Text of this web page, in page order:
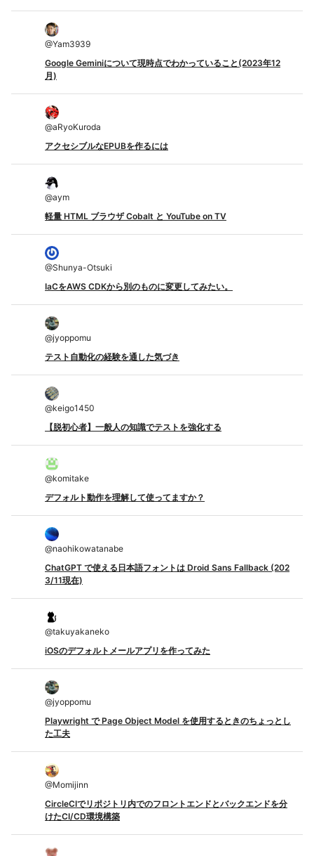
@Yam3939
Google Geminiについて現時点でわかっていること(2023年12
月)
@aRyoKuroda
アクセシブルなEPUBを作るには
@aym
軽量 HTML ブラウザ Cobalt と YouTube on TV
@Shunya-Otsuki
IaCをAWS CDKから別のものに変更してみたい。
@jyoppomu
テスト自動化の経験を通した気づき
@keigo1450
【脱初心者】一般人の知識でテストを強化する
@komitake
デフォルト動作を理解して使ってますか？
@naohikowatanabe
ChatGPT で使える日本語フォントは Droid Sans Fallback (202
3/11現在)
@takuyakaneko
iOSのデフォルトメールアプリを作ってみた
@jyoppomu
Playwright で Page Object Model を使用するときのちょっとし
た工夫
@Momijinn
CircleCIでリポジトリ内でのフロントエンドとバックエンドを分
けたCI/CD環境構築